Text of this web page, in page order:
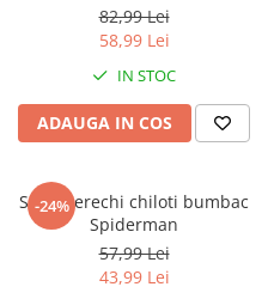
Baby Shark
Testoasele Ninja
Fireman Sam
Disney
Frozen Disney
Pokemon
Pink Panther
Bing
Marie Cat
82,99 Lei
58,99 Lei
IN STOC
ADAUGA IN COS
-24%
Set 5 perechi chiloti bumbac
Spiderman
57,99 Lei
43,99 Lei